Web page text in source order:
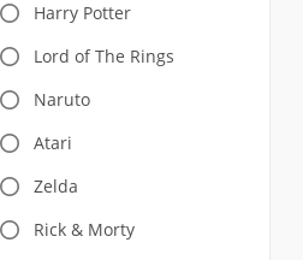
Harry Potter
Lord of The Rings
Naruto
Atari
Zelda
Rick & Morty